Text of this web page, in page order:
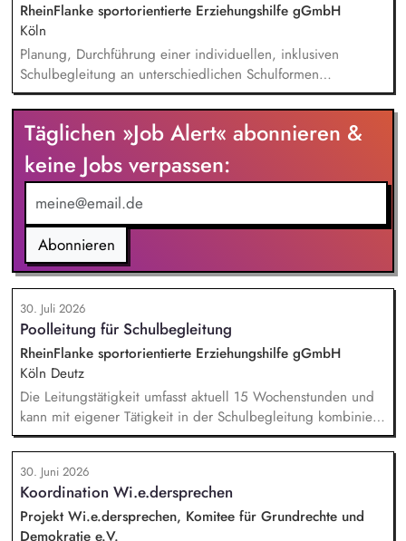
RheinFlanke sportorientierte Erziehungshilfe gGmbH
Köln
Planung, Durchführung einer individuellen, inklusiven
Schulbegleitung an unterschiedlichen Schulformen
(Grundschulen und weiterführenden Schulen), individuelle
Unterstützung eines:einer Schüler:in im Unterricht und in den
Pausenzeiten, Beziehungs- und Vertrauensarbeit,
gemeinsames Erarbeiten von Methoden und Strategien mit
den Lehrer:innen und Sonderpädagog:innen, um
Selbstständigkeit und Teilhabe zu fördern.
Täglichen »Job Alert« abonnieren &
keine Jobs verpassen:
Abonnieren
30. Juli 2026
Poolleitung für Schulbegleitung
RheinFlanke sportorientierte Erziehungshilfe gGmbH
Köln Deutz
Die Leitungstätigkeit umfasst aktuell 15 Wochenstunden und
kann mit eigener Tätigkeit in der Schulbegleitung kombiniert
werden. Aufgaben: Kapazitätsplanung und Stellenvertretung,
Einarbeitung neuer Mitarbeitenden, Zielvereinbarung und
Entwicklungsgespräche mit Mitarbeitenden, Förderung
Teambuilding und Teamarbeit, Qualitätssicherung der
pädagogischen Arbeit im Hilfeplanverfahren, Kommunikation
im Hinblick auf die Schnittstelle zwischen RheinFlanke und
30. Juni 2026
Koordination Wi.e.dersprechen
Projekt Wi.e.dersprechen, Komitee für Grundrechte und
Demokratie e.V.